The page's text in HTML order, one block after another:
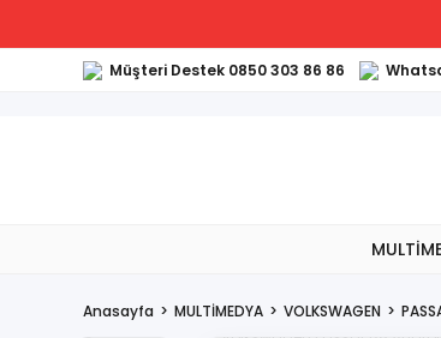
Müşteri Destek 0850 303 86 86
Anasayfa MULTİMEDYA VOLKSWAGEN